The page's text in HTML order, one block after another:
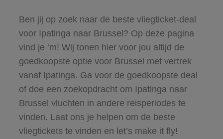
Ben jij op zoek naar de beste vliegticket-deal
voor Ipatinga naar Brussel? Op deze pagina
vind je ‘m! Wij tonen hier voor jou altijd de
goedkoopste optie voor Brussel met vertrek
vanaf Ipatinga. Ga voor de goedkoopste deal
of doe een zoekopdracht om Ipatinga naar
Brussel vluchten in andere reisperiodes te
vinden. Laat ons je helpen om de beste
vliegtickets te vinden en let’s make it fly!